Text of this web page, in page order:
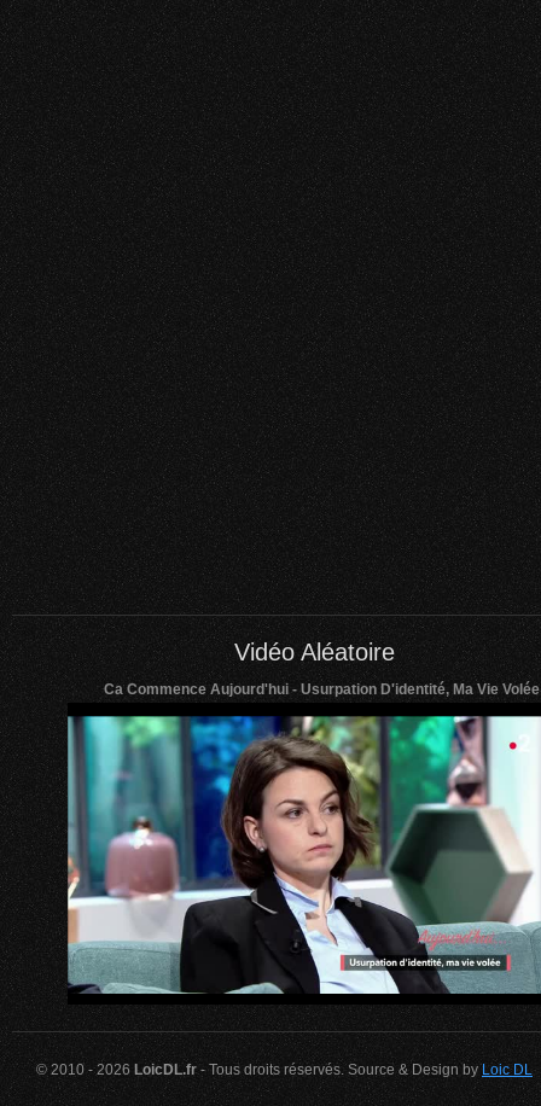
Vidéo Aléatoire
Ca Commence Aujourd'hui - Usurpation D'identité, Ma Vie Volée
© 2010 - 2026 LoicDL.fr- Tous droits réservés. Source & Design byLoic DL